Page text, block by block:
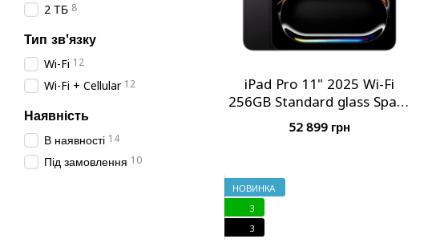
iPad Pro 11" 2025 Wi-Fi
256GB Standard glass Space
Black (MDWK4)
52 899 грн
НОВИНКА
3
3
2 ТБ 8
Тип зв'язку
Wi-Fi 12
Wi-Fi + Cellular 12
Наявність
В наявності 14
Під замовлення 10